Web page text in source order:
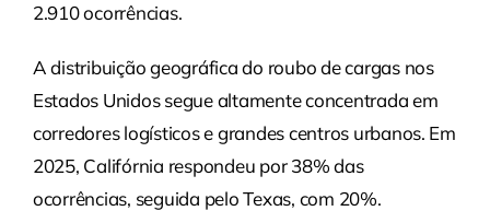
2.910 ocorrências.
A distribuição geográfica do roubo de cargas nos
Estados Unidos segue altamente concentrada em
corredores logísticos e grandes centros urbanos. Em
2025, Califórnia respondeu por 38% das
ocorrências, seguida pelo Texas, com 20%.